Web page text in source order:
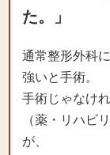
た。」
通常整形外科
強いと手術。
手術じゃなけ
（薬・リハビ
が、